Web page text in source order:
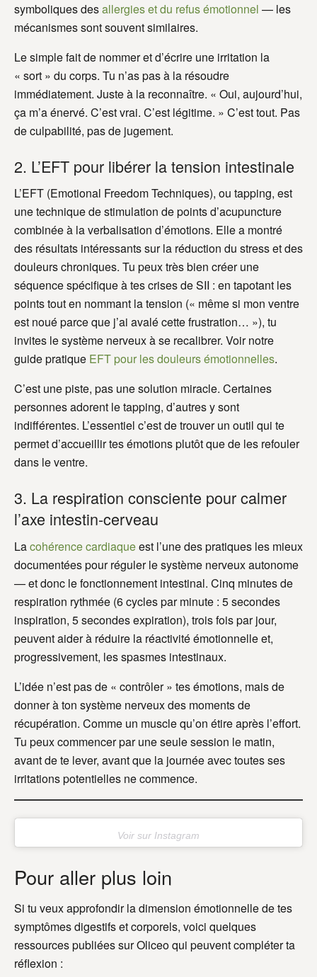
symboliques desallergies et du refus émotionnel — les
mécanismes sont souvent similaires.
Le simple fait de nommer et d’écrire une irritation la
« sort » du corps. Tu n’as pas à la résoudre
immédiatement. Juste à la reconnaître. « Oui, aujourd’hui,
ça m’a énervé. C’est vrai. C’est légitime. » C’est tout. Pas
de culpabilité, pas de jugement.
2. L’EFT pour libérer la tension intestinale
L’EFT (Emotional Freedom Techniques), ou tapping, est
une technique de stimulation de points d’acupuncture
combinée à la verbalisation d’émotions. Elle a montré
des résultats intéressants sur la réduction du stress et des
douleurs chroniques. Tu peux très bien créer une
séquence spécifique à tes crises de SII : en tapotant les
points tout en nommant la tension (« même si mon ventre
est noué parce que j’ai avalé cette frustration… »), tu
invites le système nerveux à se recalibrer. Voir notre
guide pratique EFT pour les douleurs émotionnelles.
C’est une piste, pas une solution miracle. Certaines
personnes adorent le tapping, d’autres y sont
indifférentes. L’essentiel c’est de trouver un outil qui te
permet d’accueillir tes émotions plutôt que de les refouler
dans le ventre.
3. La respiration consciente pour calmer
l’axe intestin-cerveau
Lacohérence cardiaqueest l’une des pratiques les mieux
documentées pour réguler le système nerveux autonome
— et donc le fonctionnement intestinal. Cinq minutes de
respiration rythmée (6 cycles par minute : 5 secondes
inspiration, 5 secondes expiration), trois fois par jour,
peuvent aider à réduire la réactivité émotionnelle et,
progressivement, les spasmes intestinaux.
L’idée n’est pas de « contrôler » tes émotions, mais de
donner à ton système nerveux des moments de
récupération. Comme un muscle qu’on étire après l’effort.
Tu peux commencer par une seule session le matin,
avant de te lever, avant que la journée avec toutes ses
irritations potentielles ne commence.
Voir sur Instagram
Pour aller plus loin
Si tu veux approfondir la dimension émotionnelle de tes
symptômes digestifs et corporels, voici quelques
ressources publiées sur Oliceo qui peuvent compléter ta
réflexion :